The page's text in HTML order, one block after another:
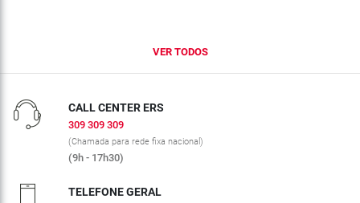
VER TODOS
CALL CENTER ERS
309 309 309
(Chamada para rede fixa nacional)
(9h - 17h30)
TELEFONE GERAL